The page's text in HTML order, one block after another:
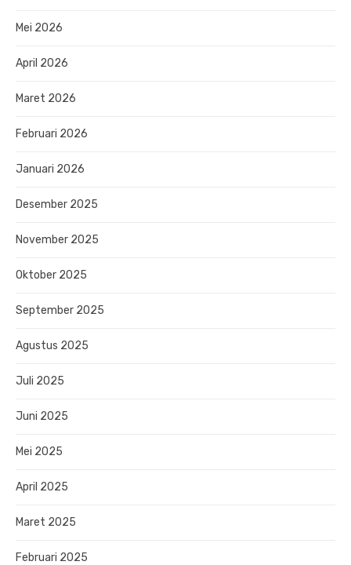
Mei 2026
April 2026
Maret 2026
Februari 2026
Januari 2026
Desember 2025
November 2025
Oktober 2025
September 2025
Agustus 2025
Juli 2025
Juni 2025
Mei 2025
April 2025
Maret 2025
Februari 2025